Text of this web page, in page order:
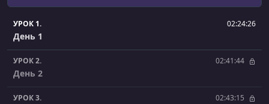
УРОК 1. 02:24:26
День 1
УРОК 2. 02:41:44
День 2
УРОК 3. 02:43:15